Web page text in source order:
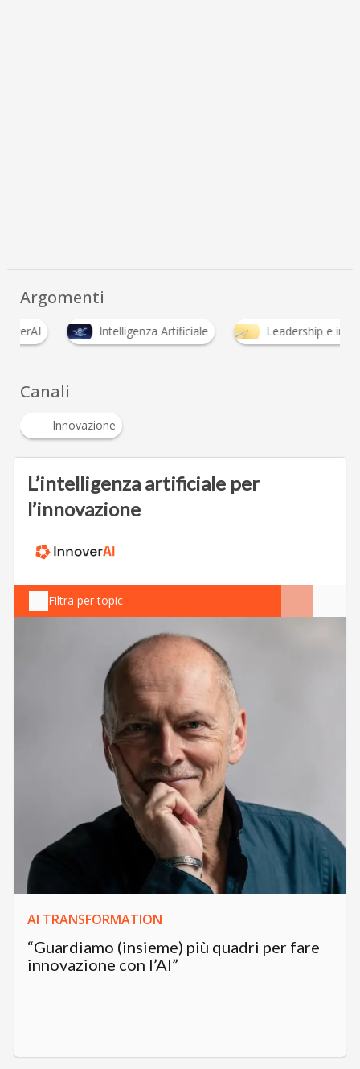
Argomenti
Intelligenza Artificiale Leadership e innovazione
Canali
Innovazione
L’intelligenza artificiale per
l’innovazione
Filtra per topic
AI TRANSFORMATION
“Guardiamo (insieme) più quadri per fare
innovazione con l’AI”